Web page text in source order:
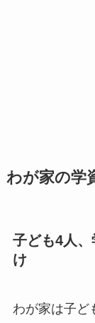
わが家の学
子ども4人
け
わが家は子ど